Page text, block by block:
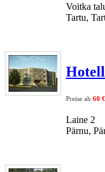
Voitka
Tartu,
Preise ab 60 €
Laine 2
Pärnu,